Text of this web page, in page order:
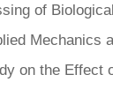
of
Mechanics
on the